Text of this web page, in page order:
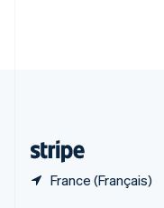
France (Français)